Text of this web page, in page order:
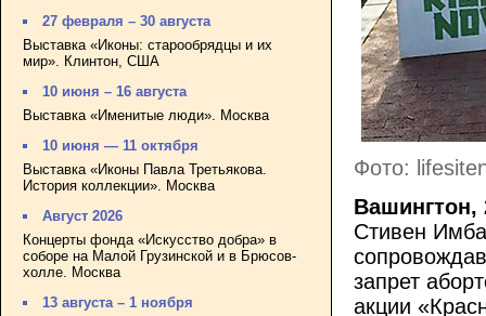
27 февраля – 30 августа
Выставка «Иконы: старообрядцы и их
мир». Клинтон, США
10 июня – 16 августа
Выставка «Именитые люди». Москва
10 июня — 11 октября
Выставка «Иконы Павла Третьякова.
История коллекции». Москва
Август 2026
Концерты фонда «Искусство добра» в
соборе на Малой Грузинской и в Брюсов-
холле. Москва
13 августа – 1 ноября
Фото:
Вашингтон,
Стивен
запрет
акции